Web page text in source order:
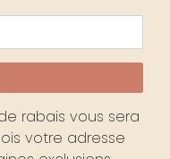
rabais vous sera
votre adresse